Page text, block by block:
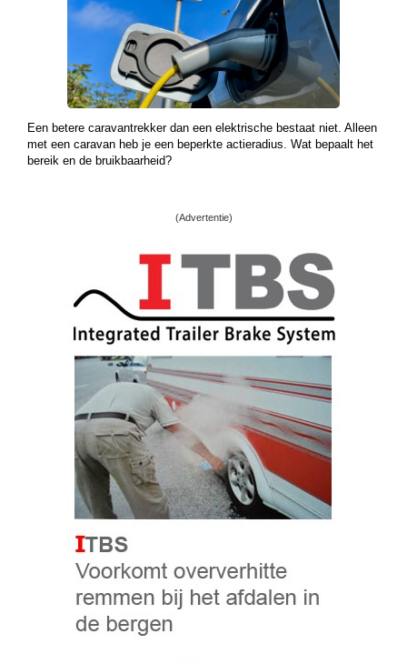
Een betere caravantrekker dan een elektrische bestaat niet. Alleen
met een caravan heb je een beperkte actieradius. Wat bepaalt het
bereik en de bruikbaarheid?
(Advertentie)